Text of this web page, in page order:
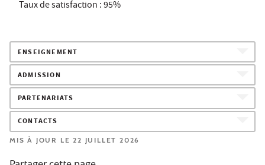
Taux de satisfaction : 95%
ENSEIGNEMENT
ADMISSION
PARTENARIATS
CONTACTS
MIS À JOUR LE 22 JUILLET 2026